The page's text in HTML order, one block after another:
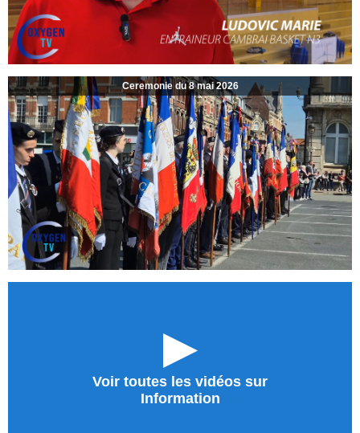
Ceremonie du 8 mai 2026
►
Voir toutes les vidéos sur
Information